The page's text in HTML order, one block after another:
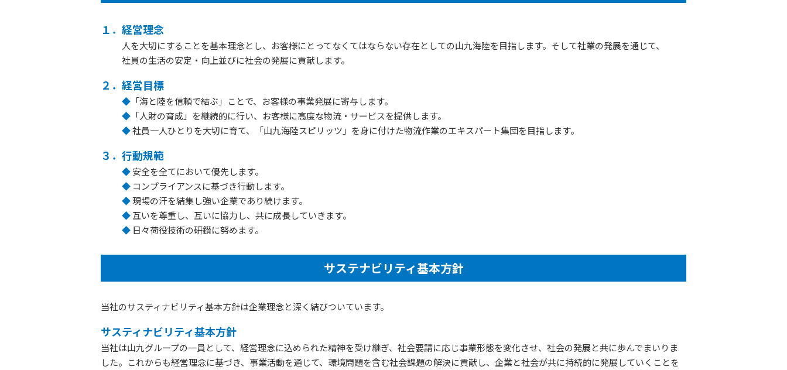
１．経営理念
人を大切にすることを基本理念とし、お客様にとってなくてはならない存在としての山九海陸を目指します。そして社業の発展を通じて、
社員の生活の安定・向上並びに社会の発展に貢献します。
２．経営目標
◆ 「海と陸を信頼で結ぶ」ことで、お客様の事業発展に寄与します。
◆ 「人財の育成」を継続的に行い、お客様に高度な物流・サービスを提供します。
◆社員一人ひとりを大切に育て、「山九海陸スピリッツ」を身に付けた物流作業のエキスパート集団を目指します。
３．行動規範
◆安全を全てにおいて優先します。
◆ コンプライアンスに基づき行動します。
◆現場の汗を結集し強い企業であり続けます。
◆互いを尊重し、互いに協力し、共に成長していきます。
◆ 日々荷役技術の研鑚に努めます。
サステナビリティ基本方針
当社のサスティナビリティ基本方針は企業理念と深く結びついています。
サスティナビリティ基本方針
当社は山九グループの一員として、経営理念に込められた精神を受け継ぎ、社会要請に応じ事業形態を変化させ、社会の発展と共に歩んでまいりま
した。これからも経営理念に基づき、事業活動を通じて、環境問題を含む社会課題の解決に貢献し、企業と社会が共に持続的に発展していくことを